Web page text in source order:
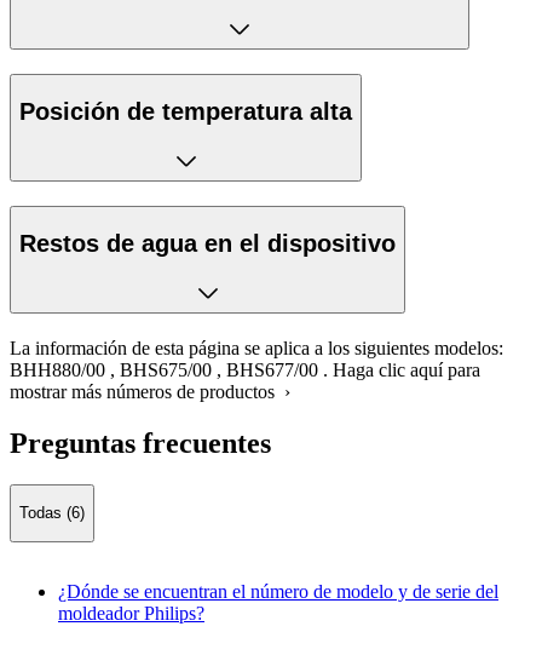
Posición de temperatura alta
Restos de agua en el dispositivo
La información de esta página se aplica a los siguientes modelos:
BHH880/00 , BHS675/00 , BHS677/00 . Haga clic aquí para
mostrar más números de productos ›
Preguntas frecuentes
Todas (6)
¿Dónde se encuentran el número de modelo y de serie del
moldeador Philips?